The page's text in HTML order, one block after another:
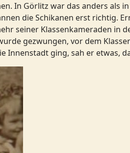
In Görlitz war das anders als
die Schikanen erst richtig.
seiner Klassenkameraden
gezwungen, vor dem
Innenstadt ging, sah er etwas,